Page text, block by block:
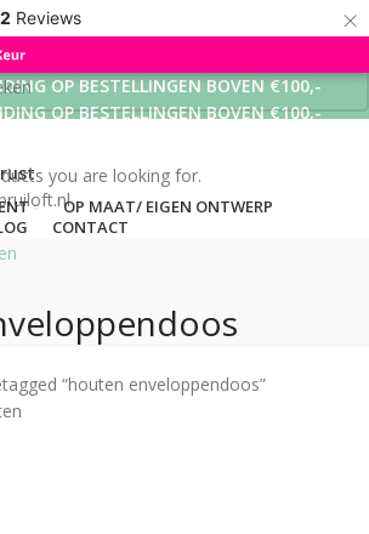
2 Reviews ×
OP BESTELLINGEN BOVEN €100,-
OP BESTELLINGEN BOVEN €100,-
OP BESTELLINGEN BOVEN €100,-
OP MAAT/ EIGEN ONTWERP
CONTACT
“houten enveloppendoos”
you are looking for.